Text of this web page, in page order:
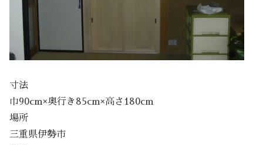
寸法
巾90cm×奥行き85cm×高さ180cm
場所
三重県伊勢市